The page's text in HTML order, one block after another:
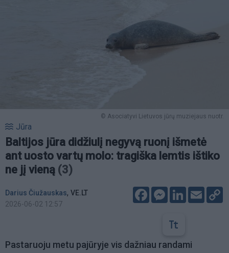
© Asociatyvi Lietuvos jūrų muziejaus nuotr.
Jūra
Baltijos jūra didžiulį negyvą ruonį išmetė
ant uosto vartų molo: tragiška lemtis ištiko
ne jį vieną (3)
Darius Čiužauskas, VE.LT
2026-06-02 12:57
FacebookMessenger
LinkedIn
Email
Pastaruoju metu pajūryje vis dažniau randami